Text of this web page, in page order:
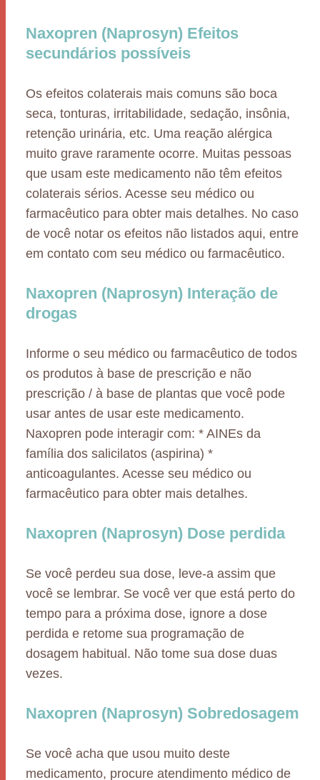
Naxopren (Naprosyn) Efeitos
secundários possíveis
Os efeitos colaterais mais comuns são boca
seca, tonturas, irritabilidade, sedação, insônia,
retenção urinária, etc. Uma reação alérgica
muito grave raramente ocorre. Muitas pessoas
que usam este medicamento não têm efeitos
colaterais sérios. Acesse seu médico ou
farmacêutico para obter mais detalhes. No caso
de você notar os efeitos não listados aqui, entre
em contato com seu médico ou farmacêutico.
Naxopren (Naprosyn) Interação de
drogas
Informe o seu médico ou farmacêutico de todos
os produtos à base de prescrição e não
prescrição / à base de plantas que você pode
usar antes de usar este medicamento.
Naxopren pode interagir com: * AINEs da
família dos salicilatos (aspirina) *
anticoagulantes. Acesse seu médico ou
farmacêutico para obter mais detalhes.
Naxopren (Naprosyn) Dose perdida
Se você perdeu sua dose, leve-a assim que
você se lembrar. Se você ver que está perto do
tempo para a próxima dose, ignore a dose
perdida e retome sua programação de
dosagem habitual. Não tome sua dose duas
vezes.
Naxopren (Naprosyn) Sobredosagem
Se você acha que usou muito deste
medicamento, procure atendimento médico de